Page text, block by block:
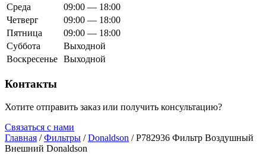
Среда
09:00 — 18:00
Четверг
09:00 — 18:00
Пятница
09:00 — 18:00
Суббота
Выходной
Воскресенье Выходной
Контакты
Хотите отправить заказ или получить консультацию?
Связаться с нами
Главная /Фильтры /Donaldson / P782936 Фильтр Воздушный
Внешний Donaldson